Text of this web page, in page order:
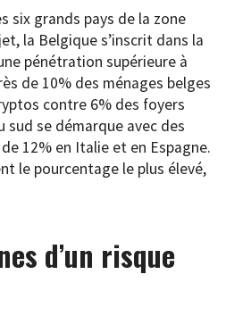
six grands pays de la zone
la Belgique s’inscrit dans la
pénétration supérieure à
de 10% des ménages belges
contre 6% des foyers
sud se démarque avec des
12% en Italie et en Espagne.
le pourcentage le plus élevé,
d’un risque